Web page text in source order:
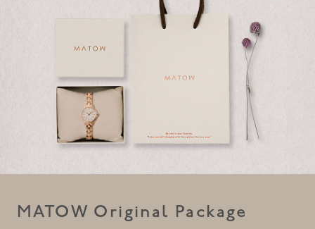
MATOW Original Package